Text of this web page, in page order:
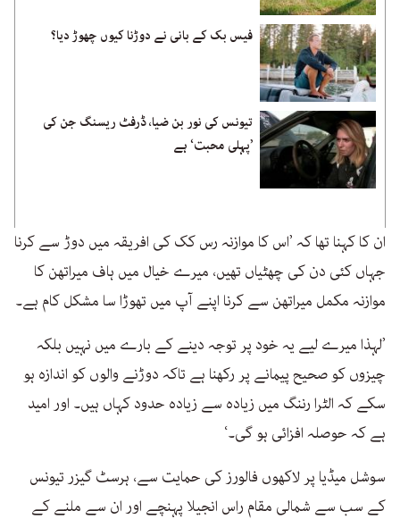
فیس بک کے بانی نے دوڑنا کیوں چھوڑ دیا؟
تیونس کی نور بن ضیا، ڈرفٹ ریسنگ جن کی
’پہلی محبت‘ ہے
ان کا کہنا تھا کہ ’اس کا موازنہ رس کک کی افریقہ میں دوڑ سے کرنا
جہاں کئی دن کی چھٹیاں تھیں، میرے خیال میں ہاف میراتھن کا
موازنہ مکمل میراتھن سے کرنا اپنے آپ میں تھوڑا سا مشکل کام ہے۔
’لہذا میرے لیے یہ خود پر توجہ دینے کے بارے میں نہیں بلکہ
چیزوں کو صحیح پیمانے پر رکھنا ہے تاکہ دوڑنے والوں کو اندازہ ہو
سکے کہ الٹرا رننگ میں زیادہ سے زیادہ حدود کہاں ہیں۔ اور امید
ہے کہ حوصلہ افزائی ہو گی۔‘
سوشل میڈیا پر لاکھوں فالورز کی حمایت سے، ہرسٹ گیزر تیونس
کے سب سے شمالی مقام راس انجیلا پہنچے اور ان سے ملنے کے